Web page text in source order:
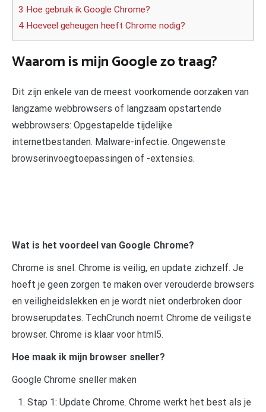
3 Hoe gebruik ik Google Chrome?
4 Hoeveel geheugen heeft Chrome nodig?
Waarom is mijn Google zo traag?
Dit zijn enkele van de meest voorkomende oorzaken van
langzame webbrowsers of langzaam opstartende
webbrowsers: Opgestapelde tijdelijke
internetbestanden. Malware-infectie. Ongewenste
browserinvoegtoepassingen of -extensies.
Wat is het voordeel van Google Chrome?
Chrome is snel. Chrome is veilig, en update zichzelf. Je
hoeft je geen zorgen te maken over verouderde browsers
en veiligheidslekken en je wordt niet onderbroken door
browserupdates. TechCrunch noemt Chrome de veiligste
browser. Chrome is klaar voor html5.
Hoe maak ik mijn browser sneller?
Google Chrome sneller maken
Stap 1: Update Chrome. Chrome werkt het best als je